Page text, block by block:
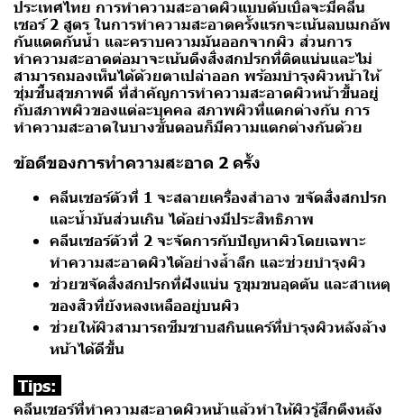
ประเทศไทย การทำความสะอาดผิวแบบดับเบิ้ลจะมีคลีน
เซอร์ 2 สูตร ในการทำความสะอาดครั้งแรกจะเน้นลบเมกอัพ
กันแดดกันน้ำ และคราบความมันออกจากผิว ส่วนการ
ทำความสะอาดต่อมาจะเน้นดึงสิ่งสกปรกที่ติดแน่นและไม่
สามารถมองเห็นได้ด้วยตาเปล่าออก พร้อมบำรุงผิวหน้าให้
ชุ่มชื้นสุขภาพดี ที่สำคัญการทำความสะอาดผิวหน้าขึ้นอยู่
กับสภาพผิวของแต่ละบุคคล สภาพผิวที่แตกต่างกัน การ
ทำความสะอาดในบางขั้นตอนก็มีความแตกต่างกันด้วย
ข้อดีของการทำความสะอาด 2 ครั้ง
คลีนเซอร์ตัวที่ 1 จะสลายเครื่องสำอาง ขจัดสิ่งสกปรก
และน้ำมันส่วนเกิน ได้อย่างมีประสิทธิภาพ
คลีนเซอร์ตัวที่ 2 จะจัดการกับปัญหาผิวโดยเฉพาะ
ทำความสะอาดผิวได้อย่างล้ำลึก และช่วยบำรุงผิว
ช่วยขจัดสิ่งสกปรกที่ฝังแน่น รูขุมขนอุดตัน และสาเหตุ
ของสิวที่ยังหลงเหลืออยู่บนผิว
ช่วยให้ผิวสามารถซึมซาบสกินแคร์ที่บำรุงผิวหลังล้าง
หน้าได้ดีขึ้น
Tips:
คลีนเซอร์ที่ทำความสะอาดผิวหน้าแล้วทำให้ผิวรู้สึกตึงหลัง